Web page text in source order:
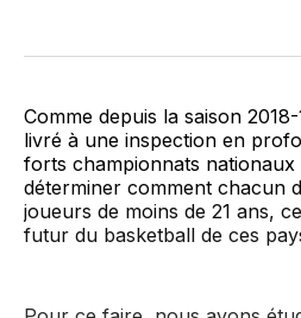
Comme depuis la saison 2018-
livré à une inspection en
forts championnats
déterminer comment chacun
joueurs de moins de 21 ans,
futur du basketball de ces